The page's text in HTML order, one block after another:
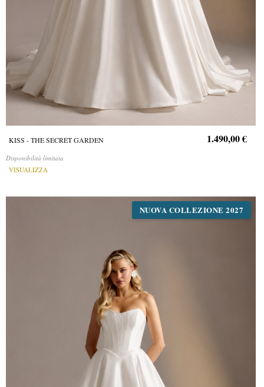
KISS - THE SECRET GARDEN
Disponibilità limitata
VISUALIZZA
1.490,00 €
NUOVA COLLEZIONE 2027